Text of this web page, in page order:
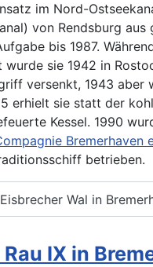
im Nord-
von Rendsburg aus
bis 1987.
wurde sie 1942 in
versenkt, 1943 aber
erhielt sie statt der
Kessel. 1990
Bremerhaven
betrieben.
Wal in
IX in